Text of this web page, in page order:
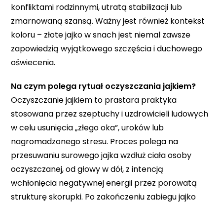
konfliktami rodzinnymi, utratą stabilizacji lub
zmarnowaną szansą. Ważny jest również kontekst
koloru – złote jajko w snach jest niemal zawsze
zapowiedzią wyjątkowego szczęścia i duchowego
oświecenia.
Na czym polega rytuał oczyszczania jajkiem?
Oczyszczanie jajkiem to prastara praktyka
stosowana przez szeptuchy i uzdrowicieli ludowych
w celu usunięcia „złego oka”, uroków lub
nagromadzonego stresu. Proces polega na
przesuwaniu surowego jajka wzdłuż ciała osoby
oczyszczanej, od głowy w dół, z intencją
wchłonięcia negatywnej energii przez porowatą
strukturę skorupki. Po zakończeniu zabiegu jajko